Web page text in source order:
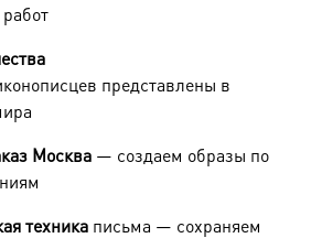
представлены в
Москва — создаем образы по
техника письма — сохраняем